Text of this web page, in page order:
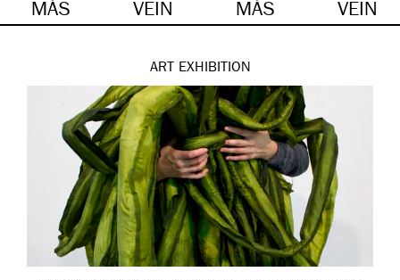
MÁS VEIN MÁS VEIN
ART EXHIBITION